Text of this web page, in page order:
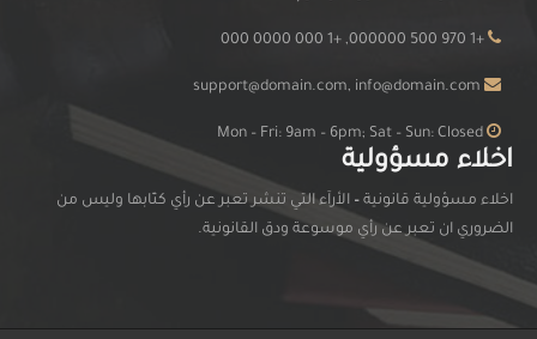
+1 970 500 000000, +1 000 0000 000
اخلاء مسؤولية
اخلاء مسؤولية قانونية – الأرآء التي تنشر تعبر عن رأي كتّابها وليس من
الضروري ان تعبر عن رأي موسوعة ودق القانونية.